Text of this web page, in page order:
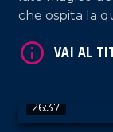
che ospita la
26:37